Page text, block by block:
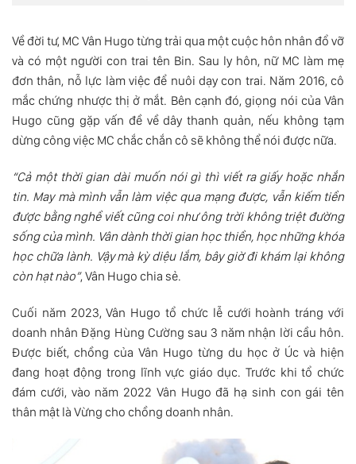
Về đời tư, MC Vân Hugo từng trải qua một cuộc hôn nhân đổ vỡ
và có một người con trai tên Bin. Sau ly hôn, nữ MC làm mẹ
đơn thân, nỗ lực làm việc để nuôi dạy con trai. Năm 2016, cô
mắc chứng nhược thị ở mắt. Bên cạnh đó, giọng nói của Vân
Hugo cũng gặp vấn đề về dây thanh quản, nếu không tạm
dừng công việc MC chắc chắn cô sẽ không thể nói được nữa.
“Cả một thời gian dài muốn nói gì thì viết ra giấy hoặc nhắn
tin. May mà mình vẫn làm việc qua mạng được, vẫn kiếm tiền
được bằng nghề viết cũng coi như ông trời không triệt đường
sống của mình. Vân dành thời gian học thiền, học những khóa
học chữa lành. Vậy mà kỳ diệu lắm, bây giờ đi khám lại không
còn hạt nào”, Vân Hugo chia sẻ.
Cuối năm 2023, Vân Hugo tổ chức lễ cưới hoành tráng với
doanh nhân Đặng Hùng Cường sau 3 năm nhận lời cầu hôn.
Được biết, chồng của Vân Hugo từng du học ở Úc và hiện
đang hoạt động trong lĩnh vực giáo dục. Trước khi tổ chức
đám cưới, vào năm 2022 Vân Hugo đã hạ sinh con gái tên
thân mật là Vừng cho chồng doanh nhân.